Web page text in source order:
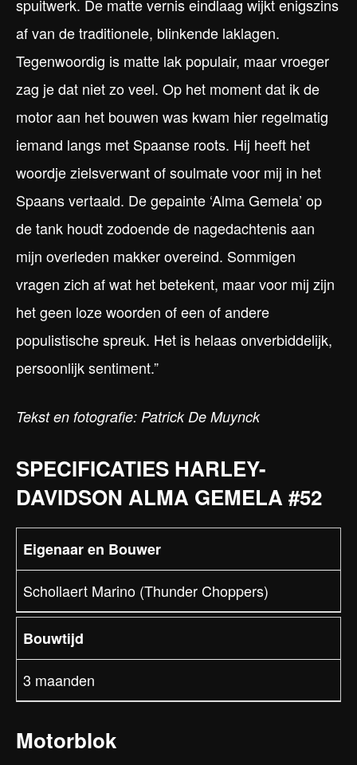
spuitwerk. De matte vernis eindlaag wijkt enigszins
af van de traditionele, blinkende laklagen.
Tegenwoordig is matte lak populair, maar vroeger
zag je dat niet zo veel. Op het moment dat ik de
motor aan het bouwen was kwam hier regelmatig
iemand langs met Spaanse roots. Hij heeft het
woordje zielsverwant of soulmate voor mij in het
Spaans vertaald. De gepainte ‘Alma Gemela’ op
de tank houdt zodoende de nagedachtenis aan
mijn overleden makker overeind. Sommigen
vragen zich af wat het betekent, maar voor mij zijn
het geen loze woorden of een of andere
populistische spreuk. Het is helaas onverbiddelijk,
persoonlijk sentiment.”
Tekst en fotografie: Patrick De Muynck
SPECIFICATIES HARLEY-
DAVIDSON ALMA GEMELA #52
Eigenaar en Bouwer
Schollaert Marino (Thunder Choppers)
Bouwtijd
3 maanden
Motorblok